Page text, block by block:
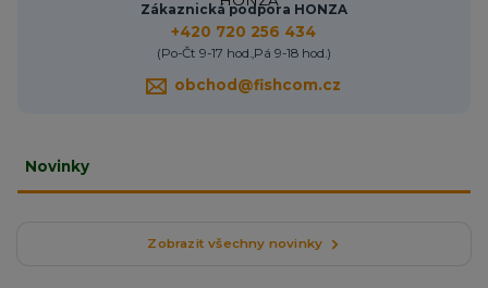
Zákaznická podpora HONZA
+420 720 256 434
(Po-Čt 9-17 hod.,Pá 9-18 hod.)
obchod@fishcom.cz
Novinky
Zobrazit všechny novinky